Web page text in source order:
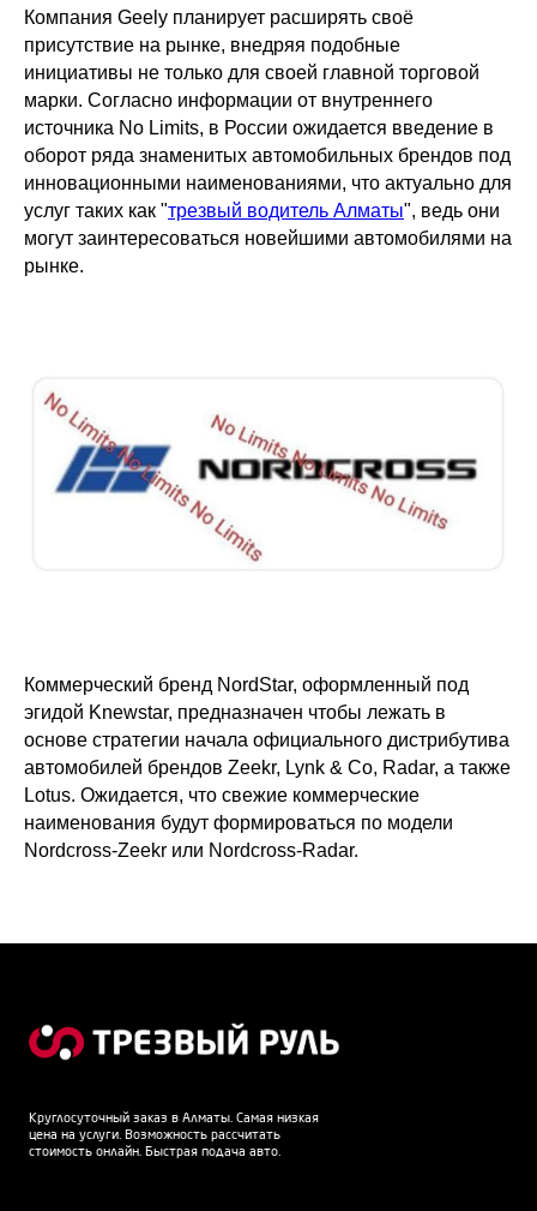
Компания Geely планирует расширять своё
присутствие на рынке, внедряя подобные
инициативы не только для своей главной торговой
марки. Согласно информации от внутреннего
источника No Limits, в России ожидается введение в
оборот ряда знаменитых автомобильных брендов под
инновационными наименованиями, что актуально для
услуг таких как "трезвый водитель Алматы", ведь они
могут заинтересоваться новейшими автомобилями на
рынке.
Коммерческий бренд NordStar, оформленный под
эгидой Knewstar, предназначен чтобы лежать в
основе стратегии начала официального дистрибутива
автомобилей брендов Zeekr, Lynk & Co, Radar, а также
Lotus. Ожидается, что свежие коммерческие
наименования будут формироваться по модели
Nordcross-Zeekr или Nordcross-Radar.
Круглосуточный заказ в Алматы. Самая низкая
цена на услуги. Возможность рассчитать
стоимость онлайн. Быстрая подача авто.